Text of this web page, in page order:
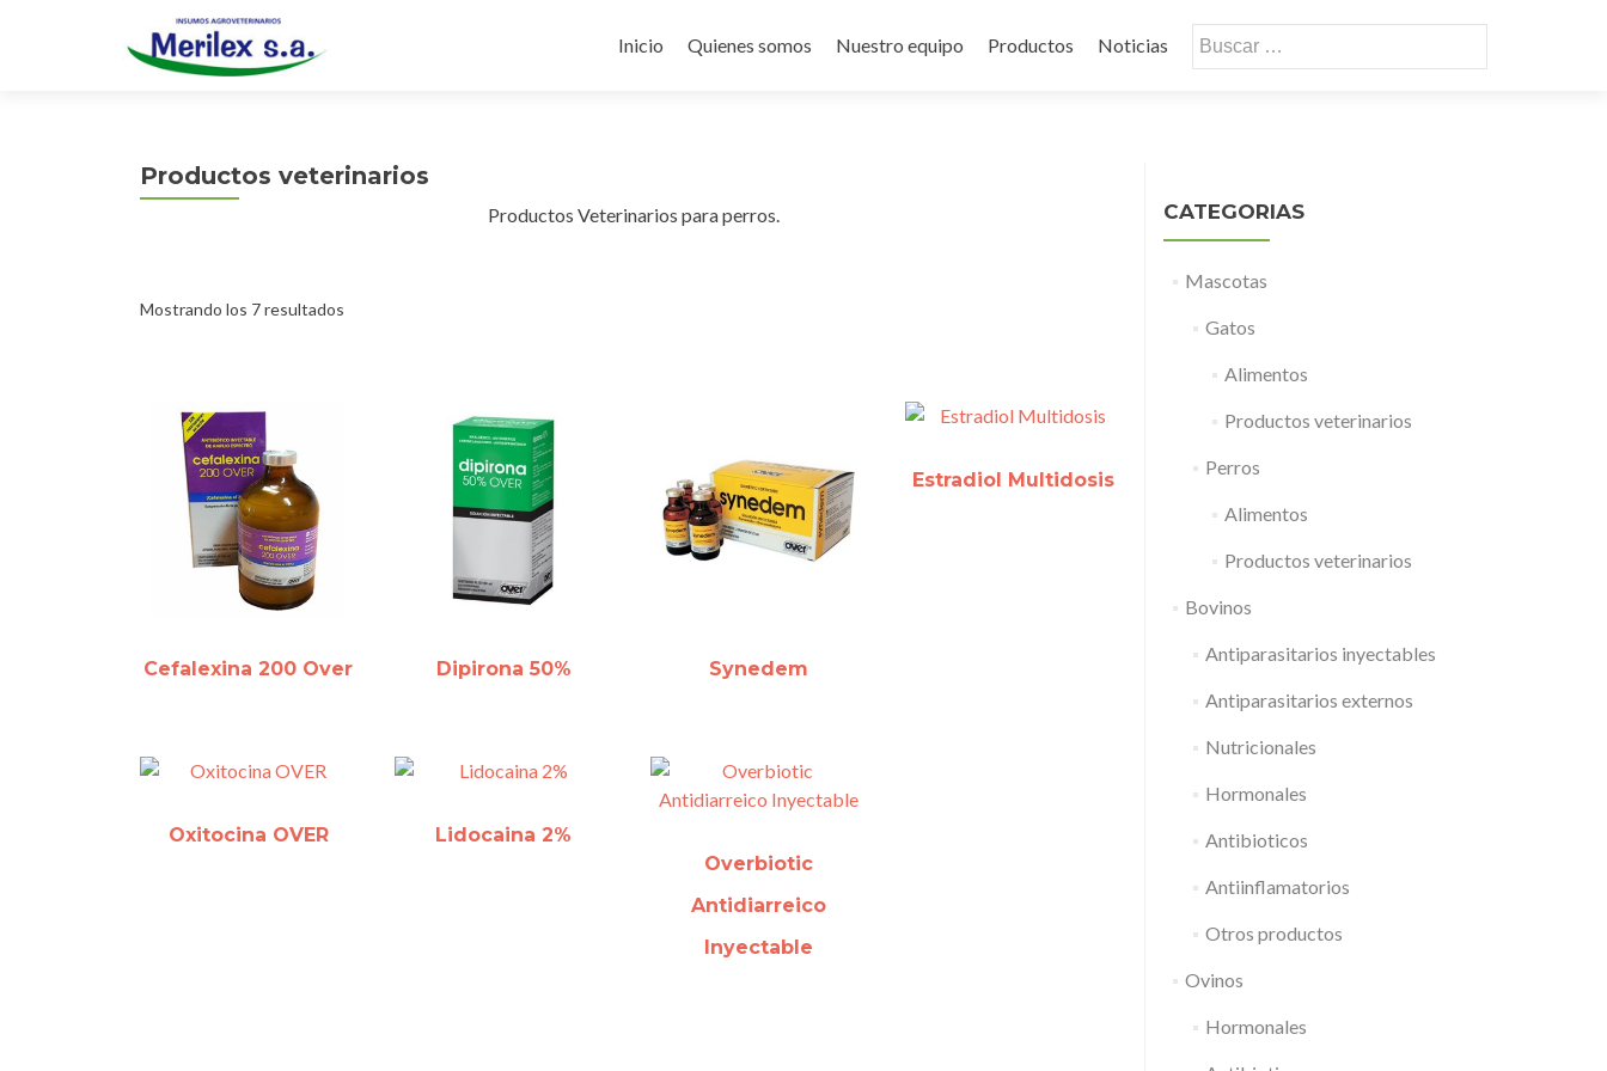
al
Inicio Quienes somos Nuestro equipo Productos Noticias Buscar:
Productos veterinarios
Productos Veterinarios para perros.
Mostrando los 7 resultados
Cefalexina 200 Over Dipirona 50% Synedem
Estradiol Multidosis
Oxitocina OVER
Lidocaina 2%
Overbiotic
Antidiarreico
Inyectable
CATEGORIAS
Mascotas
Gatos
Alimentos
Productos veterinarios
Perros
Alimentos
Productos veterinarios
Bovinos
Antiparasitarios inyectables
Antiparasitarios externos
Nutricionales
Hormonales
Antibioticos
Antiinflamatorios
Otros productos
Ovinos
Hormonales